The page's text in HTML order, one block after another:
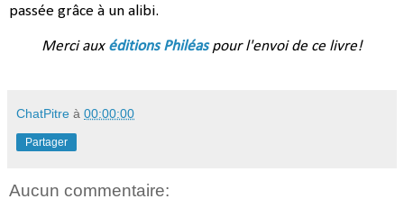
passée grâce à un alibi.
Merci aux éditions Philéaspour l'envoi de ce livre!
ChatPitre à 00:00:00
Partager
Aucun commentaire: